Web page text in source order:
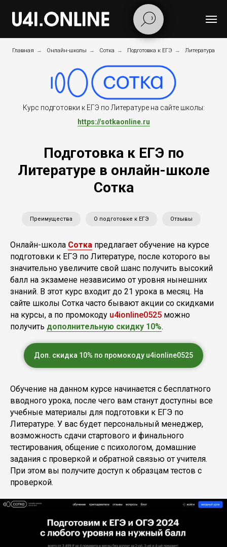
Главная → Онлайн-школы → Сотка → Подготовка к ЕГЭ → Литература
Курс подготовки к ЕГЭ по Литературе на сайте школы:
https://sotkaonline.ru
Подготовка к ЕГЭ по
Литературе в онлайн-школе
Сотка
Преимущества О подготовке к ЕГЭ Отзывы
Онлайн-школа Сотка предлагает обучение на курсе
подготовки к ЕГЭ по Литературе, после которого вы
значительно увеличите свой шанс получить высокий
балл на экзамене независимо от уровня нынешних
знаний. В этот курс входит до 21 урока в месяц. На
сайте школы Сотка часто бывают акции со скидками
на курсы, а по промокоду u4ionline0525 можно
получить дополнительную скидку 10%.
Доп. скидка 10% по промокоду u4ionline0525
Обучение на данном курсе начинается с бесплатного
вводного урока, после чего вам станут доступны все
учебные материалы для подготовки к ЕГЭ по
Литературе. У вас будет персональный менеджер,
возможность сдачи стартового и финального
тестирования, общение с психологом, домашние
задания с проверкой и обратной связью от учителя.
При этом вы получите доступ к образцам тестов с
проверкой.